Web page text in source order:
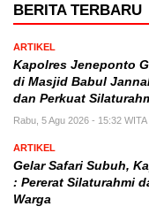
BERITA TERBARU
ARTIKEL
Kapolres Jeneponto
di Masjid Babul
dan Perkuat
Rabu, 5 Agu 2026 - 15:32 WITA
ARTIKEL
Gelar Safari Subuh,
: Pererat Silaturahmi
Warga